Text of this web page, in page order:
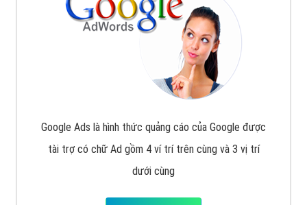
Google Ads là hình thức quảng cáo của Google được
tài trợ có chữ Ad gồm 4 ví trí trên cùng và 3 vị trí
dưới cùng